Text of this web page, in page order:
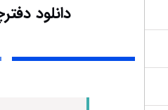
دانلود دفترچه